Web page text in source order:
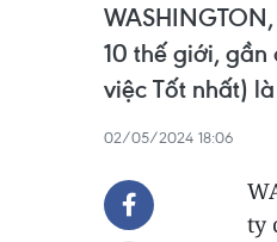
10 thế giới,
việc Tốt nhất)
02/05/2024 18:06
ty